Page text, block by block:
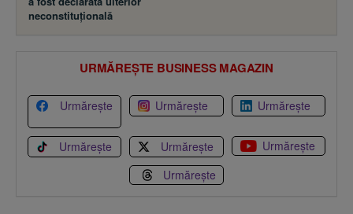
URMĂREȘTE BUSINESS MAGAZIN
Urmărește Urmărește Urmărește
Urmărește Urmărește
Urmărește